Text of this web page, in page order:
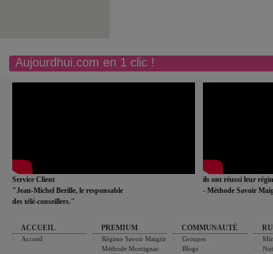
Aujourdhui.com en 1 clic !
Service Client
"Jean-Michel Berille, le responsable
des télé-conseillers."
ils ont réussi leur
- Méthode Savoir
ACCUEIL
Accueil
PREMIUM
Régime Savoir Maigrir
Méthode Montignac
COMMUNAUTÉ
Groupes
Blogs